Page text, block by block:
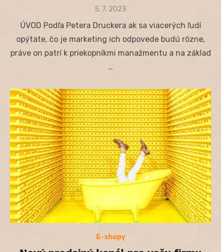
Posted
5. 7. 2023
ÚVOD Podľa Petera Druckera ak sa viacerých ľudí
opýtate, čo je marketing ich odpovede budú rôzne,
práve on patrí k priekopníkmi manažmentu a na základ
…
E-shopy